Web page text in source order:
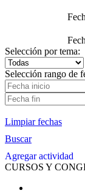
Selección por tema:
Selección rango de
Limpiar fechas
Buscar
Agregar actividad
CURSOS Y